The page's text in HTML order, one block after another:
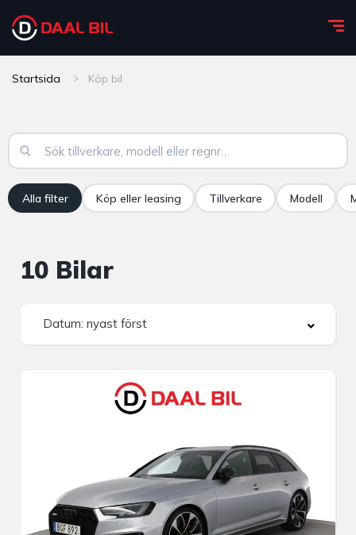
Startsida Köp bil
Alla filter Köp eller leasing Tillverkare Modell
10 Bilar
Datum: nyast först